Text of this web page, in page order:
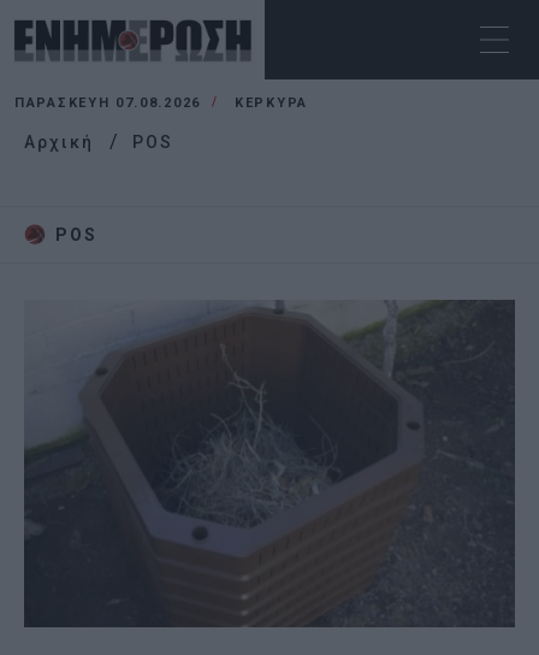
ΠΑΡΑΣΚΕΥΉ 07.08.2026 ΚΕΡΚΥΡΑ
Αρχική POS
POS